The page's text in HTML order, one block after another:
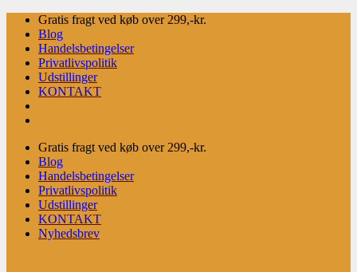
Fortsæt
indhold
Gratis fragt ved køb over 299,-kr.
Blog
Handelsbetingelser
Privatlivspolitik
Udstillinger
KONTAKT
Gratis fragt ved køb over 299,-kr.
Blog
Handelsbetingelser
Privatlivspolitik
Udstillinger
KONTAKT
Nyhedsbrev